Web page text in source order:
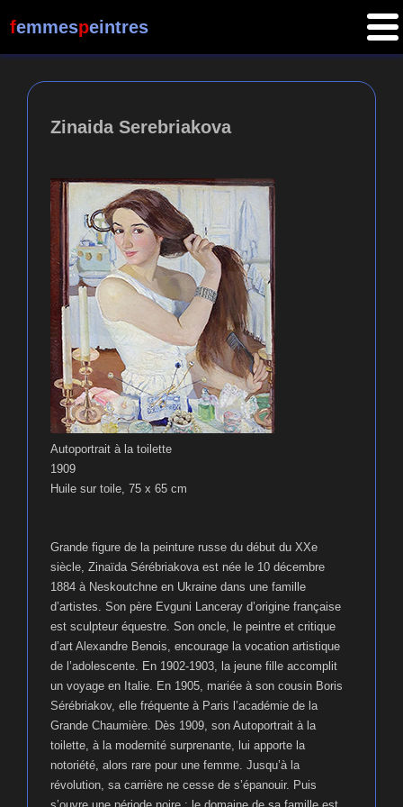
femmespeintres
Zinaida Serebriakova
Autoportrait à la toilette
1909
Huile sur toile, 75 x 65 cm
Grande figure de la peinture russe du début du XXe
siècle, Zinaïda Sérébriakova est née le 10 décembre
1884 à Neskoutchne en Ukraine dans une famille
d’artistes. Son père Evguni Lanceray d’origine française
est sculpteur équestre. Son oncle, le peintre et critique
d’art Alexandre Benois, encourage la vocation artistique
de l’adolescente. En 1902-1903, la jeune fille accomplit
un voyage en Italie. En 1905, mariée à son cousin Boris
Sérébriakov, elle fréquente à Paris l’académie de la
Grande Chaumière. Dès 1909, son Autoportrait à la
toilette, à la modernité surprenante, lui apporte la
notoriété, alors rare pour une femme. Jusqu’à la
révolution, sa carrière ne cesse de s’épanouir. Puis